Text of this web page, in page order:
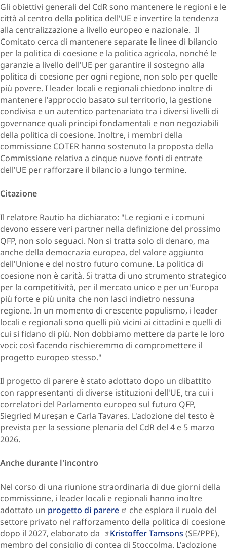
Gli obiettivi generali del CdR sono mantenere le regioni e le
città al centro della politica dell'UE e invertire la tendenza
alla centralizzazione a livello europeo e nazionale. Il
Comitato cerca di mantenere separate le linee di bilancio
per la politica di coesione e la politica agricola, nonché le
garanzie a livello dell'UE per garantire il sostegno alla
politica di coesione per ogni regione, non solo per quelle
più povere. I leader locali e regionali chiedono inoltre di
mantenere l'approccio basato sul territorio, la gestione
condivisa e un autentico partenariato tra i diversi livelli di
governance quali principi fondamentali e non negoziabili
della politica di coesione. Inoltre, i membri della
commissione COTER hanno sostenuto la proposta della
Commissione relativa a cinque nuove fonti di entrate
dell'UE per rafforzare il bilancio a lungo termine.
Citazione
Il relatore Rautio ha dichiarato: "Le regioni e i comuni
devono essere veri partner nella definizione del prossimo
QFP, non solo seguaci. Non si tratta solo di denaro, ma
anche della democrazia europea, del valore aggiunto
dell'Unione e del nostro futuro comune. La politica di
coesione non è carità. Si tratta di uno strumento strategico
per la competitività, per il mercato unico e per un'Europa
più forte e più unita che non lasci indietro nessuna
regione. In un momento di crescente populismo, i leader
locali e regionali sono quelli più vicini ai cittadini e quelli di
cui si fidano di più. Non dobbiamo mettere da parte le loro
voci: così facendo rischieremmo di compromettere il
progetto europeo stesso."
Il progetto di parere è stato adottato dopo un dibattito
con rappresentanti di diverse istituzioni dell'UE, tra cui i
correlatori del Parlamento europeo sul futuro QFP,
Siegried Mureșan e Carla Tavares. L'adozione del testo è
prevista per la sessione plenaria del CdR del 4 e 5 marzo
2026.
Anche durante l'incontro
Nel corso di una riunione straordinaria di due giorni della
commissione, i leader locali e regionali hanno inoltre
adottato un progetto di parere
che esplora il ruolo del
settore privato nel rafforzamento della politica di coesione
dopo il 2027, elaborato da
Kristoffer Tamsons (SE/PPE),
membro del consiglio di contea di Stoccolma. L'adozione